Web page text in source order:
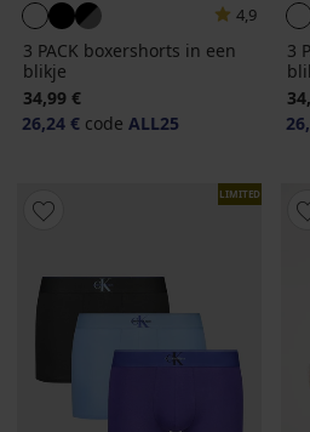
4,9
3 PACK boxershorts in een
blikje
34,99 €
26,24 € code ALL25
3
LIMITED